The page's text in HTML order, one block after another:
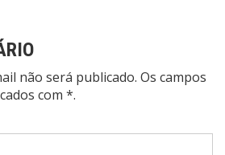
não será publicado. Os campos
com *.